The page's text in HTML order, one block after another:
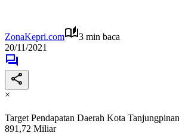
ZonaKepri.com
3 min baca
20/11/2021
×
Target Pendapatan Daerah Kota
891,72 Miliar